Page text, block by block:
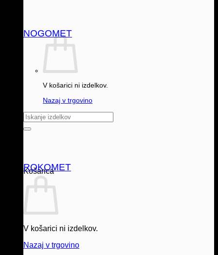
V košarici ni izdelkov.
Nazaj v trgovino
Išči:
Košarica
V košarici ni izdelkov.
Nazaj v trgovino
NOGOMET
ROKOMET